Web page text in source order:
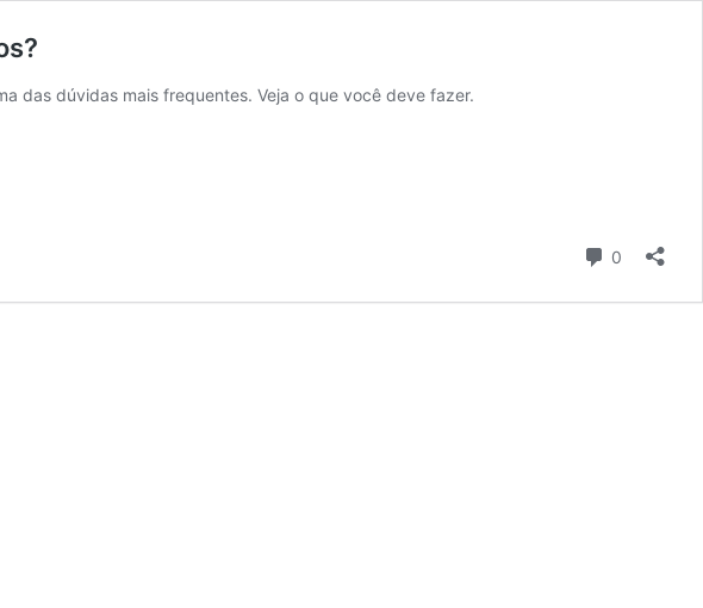
das dúvidas mais frequentes. Veja o que você deve fazer.
0